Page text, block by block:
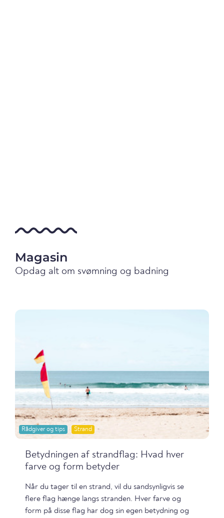
Magasin
Opdag alt om svømning og badning
Rådgiver og tips Strand
Betydningen af strandflag: Hvad hver
farve og form betyder
Når du tager til en strand, vil du sandsynligvis se
flere flag hænge langs stranden. Hver farve og
form på disse flag har dog sin egen betydning og